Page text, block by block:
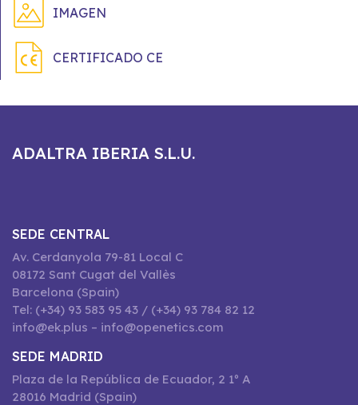
IMAGEN
CERTIFICADO CE
ADALTRA IBERIA S.L.U.
SEDE CENTRAL
Av. Cerdanyola 79-81 Local C
08172 Sant Cugat del Vallès
Barcelona (Spain)
Tel: (+34) 93 583 95 43 / (+34) 93 784 82 12
info@ek.plus – info@openetics.com
SEDE MADRID
Plaza de la República de Ecuador, 2 1º A
28016 Madrid (Spain)